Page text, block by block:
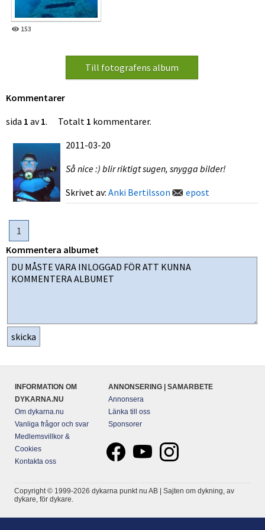
153
Kommentarer
sida 1 av1. Totalt 1 kommentarer.
2011-03-20
Så nice :) blir riktigt sugen, snygga bilder!
Skrivet av: Anki Bertilsson epost
1
Kommentera albumet
INFORMATION OM
DYKARNA.NU
Om dykarna.nu
Vanliga frågor och svar
Medlemsvillkor &
Cookies
Kontakta oss
ANNONSERING | SAMARBETE
Annonsera
Länka till oss
Sponsorer
Copyright © 1999-2026 dykarna punkt nu AB | Sajten om dykning, av
dykare, för dykare.